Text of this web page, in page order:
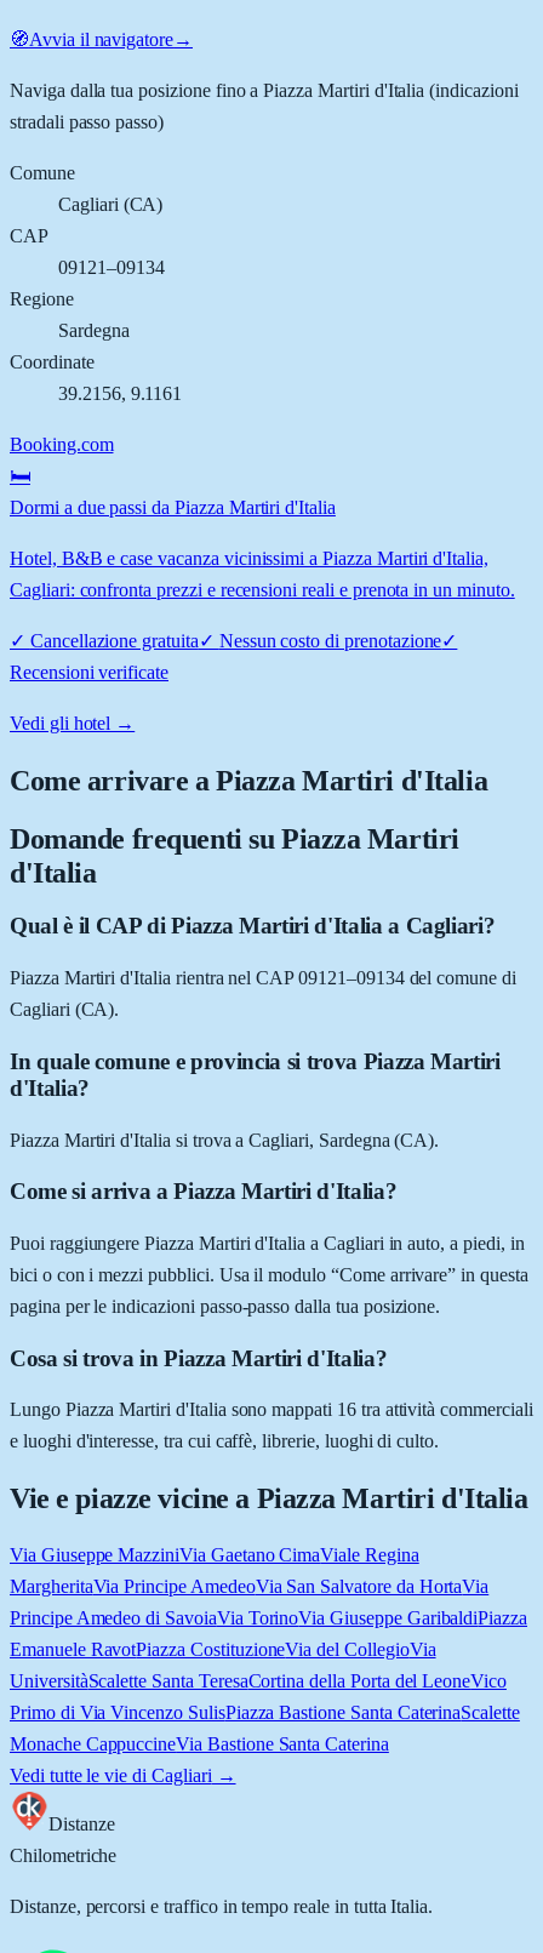
🧭Avvia il navigatore→
Naviga dalla tua posizione fino aPiazza Martiri d'Italia (indicazioni
stradali passo passo)
Comune
Cagliari (CA)
CAP
09121–09134
Regione
Sardegna
Coordinate
39.2156, 9.1161
Booking.com
🛏️
Dormi a due passi da Piazza Martiri d'Italia
Hotel, B&B e case vacanza vicinissimi a Piazza Martiri d'Italia,
Cagliari: confronta prezzi e recensioni reali e prenota in un minuto.
✓ Cancellazione gratuita✓ Nessun costo di prenotazione✓
Recensioni verificate
Vedi gli hotel →
Come arrivare aPiazza Martiri d'Italia
Domande frequenti su Piazza Martiri
d'Italia
Qual è il CAP di Piazza Martiri d'Italia a Cagliari?
Piazza Martiri d'Italia rientra nel CAP 09121–09134 del comune di
Cagliari (CA).
In quale comune e provincia si trova Piazza Martiri
d'Italia?
Piazza Martiri d'Italia si trova a Cagliari, Sardegna (CA).
Come si arriva a Piazza Martiri d'Italia?
Puoi raggiungere Piazza Martiri d'Italia a Cagliari in auto, a piedi, in
bici o con i mezzi pubblici. Usa il modulo “Come arrivare” in questa
pagina per le indicazioni passo-passo dalla tua posizione.
Cosa si trova in Piazza Martiri d'Italia?
Lungo Piazza Martiri d'Italia sono mappati 16 tra attività commerciali
e luoghi d'interesse, tra cui caffè, librerie, luoghi di culto.
Vie e piazze vicine a Piazza Martiri d'Italia
Via Giuseppe MazziniVia Gaetano CimaViale Regina
MargheritaVia Principe AmedeoVia San Salvatore da HortaVia
Principe Amedeo di SavoiaVia TorinoVia Giuseppe GaribaldiPiazza
Emanuele RavotPiazza CostituzioneVia del CollegioVia
UniversitàScalette Santa TeresaCortina della Porta del LeoneVico
Primo di Via Vincenzo SulisPiazza Bastione Santa CaterinaScalette
Monache CappuccineVia Bastione Santa Caterina
Vedi tutte le vie di Cagliari →
Distanze
Chilometriche
Distanze, percorsi e traffico in tempo reale in tutta Italia.